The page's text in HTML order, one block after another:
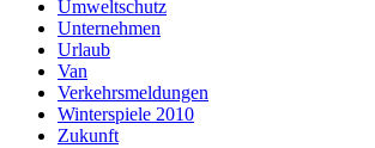
Umweltschutz
Unternehmen
Urlaub
Van
Verkehrsmeldungen
Winterspiele 2010
Zukunft